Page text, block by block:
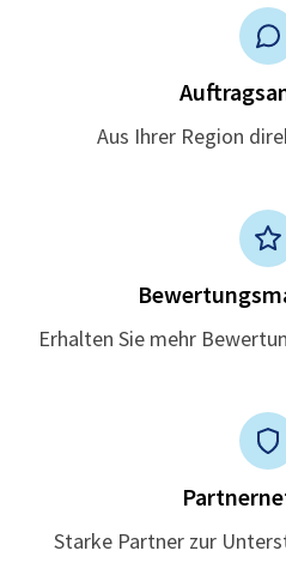
Aus Ihrer Region
Erhalten Sie mehr
Starke Partner zur